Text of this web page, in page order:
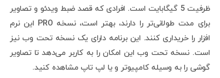
ظرفیت 5 گیگابایت است. افرادی که قصد ضبط ویدئو و تصاویر
برای مدت طولانی‌تر را دارند، بهتر است، نسخه PRO این نرم
افزار را خریداری کنند. این برنامه دارای یک نسخه تحت وب نیز
است. نسخه تحت وب این امکان را به کاربر می‌دهد تا تصاویر
گوشی را به وسیله کامپیوتر و یا لپ تاپ مشاهده کنید.